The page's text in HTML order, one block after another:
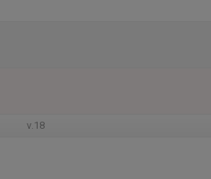
v.18